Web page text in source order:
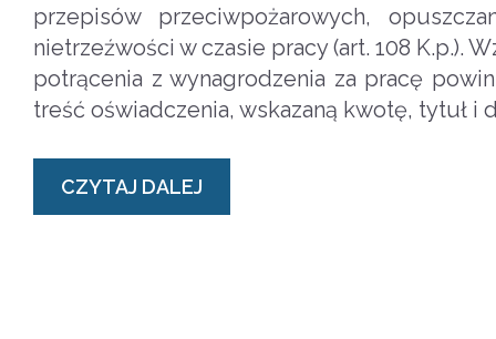
przepisów przeciwpożarowych,
nietrzeźwości w czasie pracy (art. 108 K.p.).
potrącenia z wynagrodzenia za pracę
treść oświadczenia, wskazaną kwotę, tytuł
CZYTAJ DALEJ